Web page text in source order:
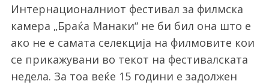
Интернационалниот фестивал за филмска
камера „Браќа Манаки“ не би бил она што е
ако не е самата селекција на филмовите кои
се прикажувани во текот на фестивалската
недела. За тоа веќе 15 години е задолжен